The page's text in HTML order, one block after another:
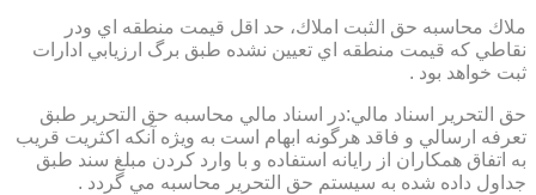
ملاك محاسبه حق الثبت املاك، حد اقل قيمت منطقه اي ودر
نقاطي كه قيمت منطقه اي تعيين نشده طبق برگ ارزيابي ادارات
ثبت خواهد بود .
حق التحرير اسناد مالي:در اسناد مالي محاسبه حق التحرير طبق
تعرفه ارسالي و فاقد هرگونه ابهام است به ويژه آنكه اكثريت قريب
به اتفاق همكاران از رايانه استفاده و با وارد كردن مبلغ سند طبق
جداول داده شده به سيستم حق التحرير محاسبه مي گردد .